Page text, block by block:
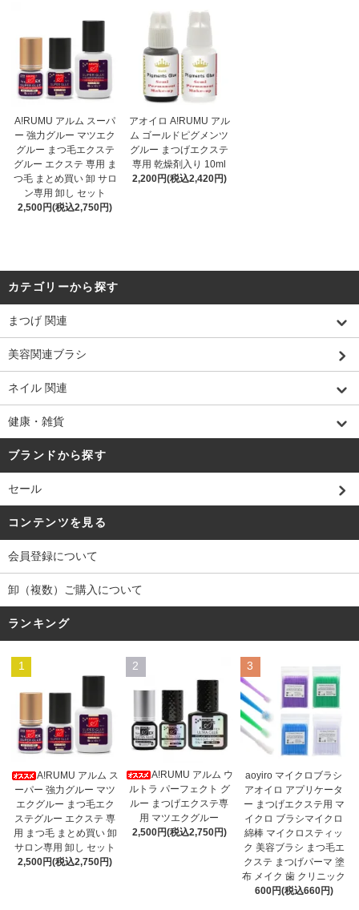
A!RUMU アルム スーパ
ー 強力グルー マツエク
グルー まつ毛エクステ
グルー エクステ 専用 ま
つ毛 まとめ買い 卸 サロ
ン専用 卸し セット
2,500円(税込2,750円)
アオイロ A!RUMU アル
ム ゴールドピグメンツ
グルー まつげエクステ
専用 乾燥剤入り 10ml
2,200円(税込2,420円)
カテゴリーから探す
まつげ 関連
美容関連ブラシ
ネイル 関連
健康・雑貨
ブランドから探す
セール
コンテンツを見る
会員登録について
卸（複数）ご購入について
ランキング
1
A!RUMU アルム ス
ーパー 強力グルー マツ
エクグルー まつ毛エク
ステグルー エクステ 専
用 まつ毛 まとめ買い 卸
サロン専用 卸し セット
2,500円(税込2,750円)
2
A!RUMU アルム ウ
ルトラ パーフェクト グ
ルー まつげエクステ専
用 マツエクグルー
2,500円(税込2,750円)
3
aoyiro マイクロブラシ
アオイロ アプリケータ
ー まつげエクステ用 マ
イクロ ブラシマイクロ
綿棒 マイクロスティッ
ク 美容ブラシ まつ毛エ
クステ まつげパーマ 塗
布 メイク 歯 クリニック
600円(税込660円)